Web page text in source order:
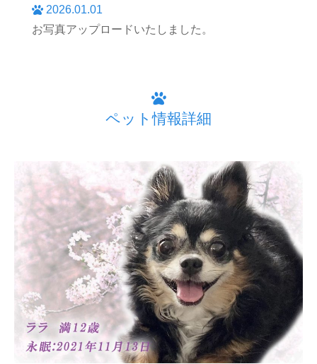
2026.01.01
お写真アップロードいたしました。
ペット情報詳細